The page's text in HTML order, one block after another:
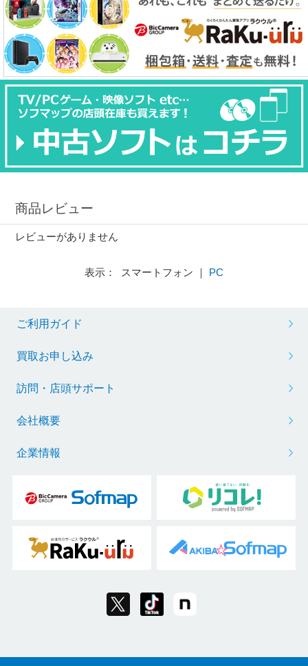
商品レビュー
レビューがありません
表示： スマートフォン ｜ PC
ご利用ガイド
買取お申し込み
訪問・店頭サポート
会社概要
企業情報